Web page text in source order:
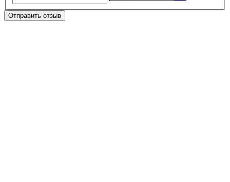
Отправить отзыв